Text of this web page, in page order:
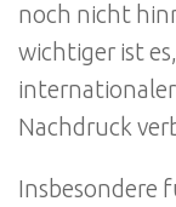
noch nicht
wichtiger ist
Nachdruck
Insbesondere